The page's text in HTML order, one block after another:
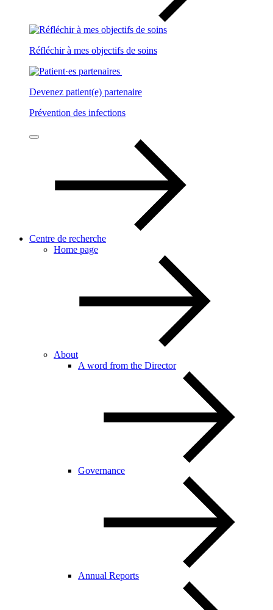
Réfléchir à mes objectifs de soins
Devenez patient(e) partenaire
Prévention des infections
Centre de recherche
Home page
About
A word from the Director
Governance
Annual Reports